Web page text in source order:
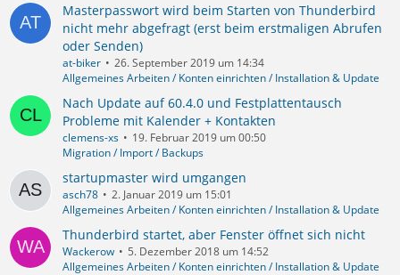
Masterpasswort wird beim Starten von Thunderbird
nicht mehr abgefragt (erst beim erstmaligen Abrufen
oder Senden)
at-biker
26. September 2019 um 14:34
Allgemeines Arbeiten / Konten einrichten / Installation & Update
Nach Update auf 60.4.0 und Festplattentausch
Probleme mit Kalender + Kontakten
clemens-xs
19. Februar 2019 um 00:50
Migration / Import / Backups
startupmaster wird umgangen
asch78
2. Januar 2019 um 15:01
Allgemeines Arbeiten / Konten einrichten / Installation & Update
Thunderbird startet, aber Fenster öffnet sich nicht
Wackerow
5. Dezember 2018 um 14:52
Allgemeines Arbeiten / Konten einrichten / Installation & Update